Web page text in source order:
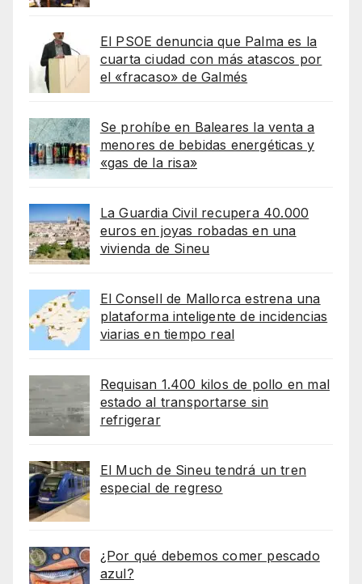
El PSOE denuncia que Palma es la
cuarta ciudad con más atascos por
el «fracaso» de Galmés
Se prohíbe en Baleares la venta a
menores de bebidas energéticas y
«gas de la risa»
La Guardia Civil recupera 40.000
euros en joyas robadas en una
vivienda de Sineu
El Consell de Mallorca estrena una
plataforma inteligente de incidencias
viarias en tiempo real
Requisan 1.400 kilos de pollo en mal
estado al transportarse sin
refrigerar
El Much de Sineu tendrá un tren
especial de regreso
¿Por qué debemos comer pescado
azul?